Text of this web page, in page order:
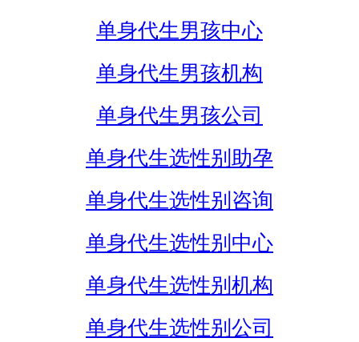
单身代生男孩中心
单身代生男孩机构
单身代生男孩公司
单身代生选性别助孕
单身代生选性别咨询
单身代生选性别中心
单身代生选性别机构
单身代生选性别公司